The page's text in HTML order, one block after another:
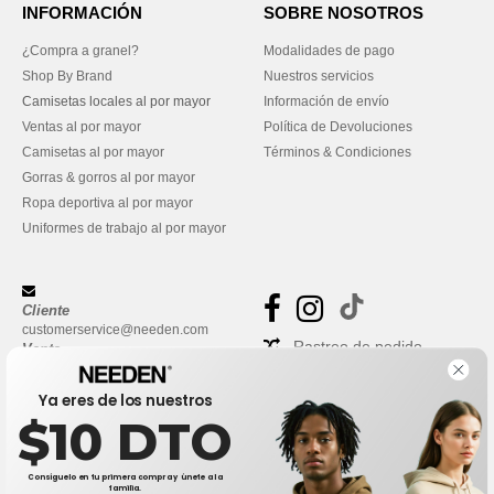
INFORMACIÓN
¿Compra a granel?
Shop By Brand
Camisetas locales al por mayor
Ventas al por mayor
Camisetas al por mayor
Gorras & gorros al por mayor
Ropa deportiva al por mayor
Uniformes de trabajo al por mayor
SOBRE NOSOTROS
Modalidades de pago
Nuestros servicios
Información de envío
Política de Devoluciones
Términos & Condiciones
Cliente
customerservice@needen.com
Venta
sales@needen.com
Rastreo de pedido
Ya eres de los nuestros
$10 DTO
Consíguelo en tu primera compra y únete a la
familia.